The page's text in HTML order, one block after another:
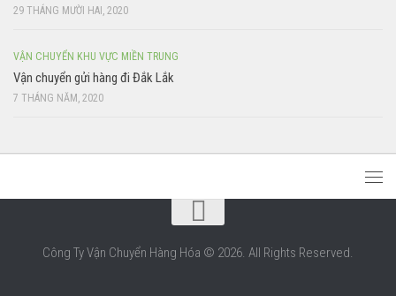
29 THÁNG MƯỜI HAI, 2020
VẬN CHUYỂN KHU VỰC MIỀN TRUNG
Vận chuyển gửi hàng đi Đắk Lắk
7 THÁNG NĂM, 2020
Công Ty Vận Chuyển Hàng Hóa © 2026. All Rights Reserved.